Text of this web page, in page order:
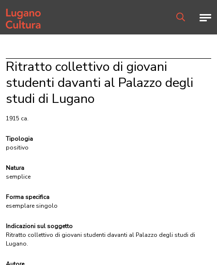
Home page
Ritratto collettivo di giovani
studenti davanti al Palazzo degli
studi di Lugano
1915 ca.
Tipologia
positivo
Natura
semplice
Forma specifica
esemplare singolo
Indicazioni sul soggetto
Ritratto collettivo di giovani studenti davanti al Palazzo degli studi di
Lugano.